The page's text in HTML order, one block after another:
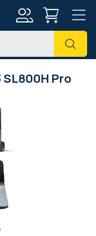
Zoek
Pro